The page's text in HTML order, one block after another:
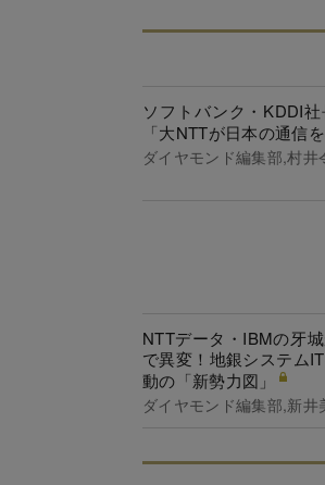
ソフトバンク・KDDI社
「大NTTが日本の通信
ダイヤモンド編集部,村井
NTTデータ・IBMの牙
で異変！地銀システム
動の「新勢力図」
ダイヤモンド編集部,新井